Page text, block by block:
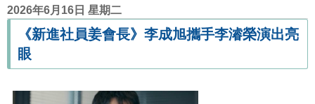
2026年6月16日 星期二
《新進社員姜會長》李成旭攜手李濬榮演出亮
眼